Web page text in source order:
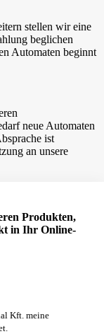
stellen wir eine
beglichen
Automaten beginnt
neue Automaten
ist
an unsere
Produkten,
in Ihr Online-
Kft. meine